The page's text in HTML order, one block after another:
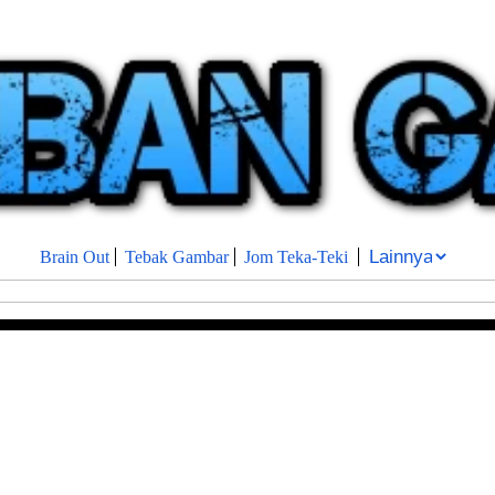
Brain Out Tebak Gambar Jom Teka-Teki